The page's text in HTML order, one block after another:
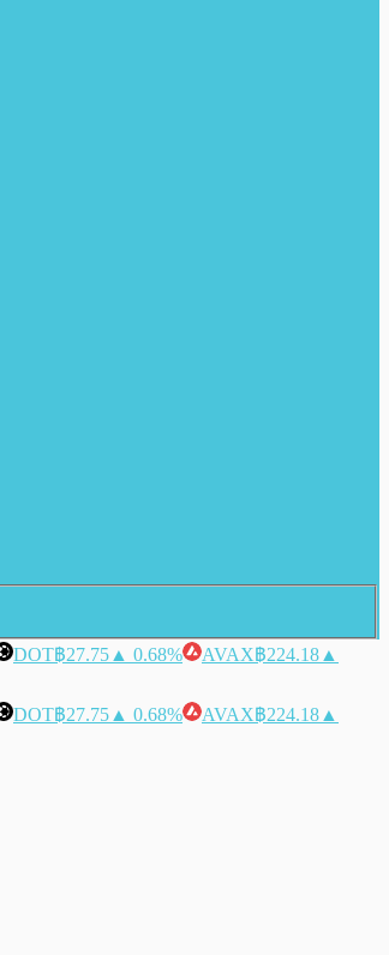
DOT฿27.75 ▲ 0.68% AVAX฿224.18 ▲
DOT฿27.75 ▲ 0.68% AVAX฿224.18 ▲